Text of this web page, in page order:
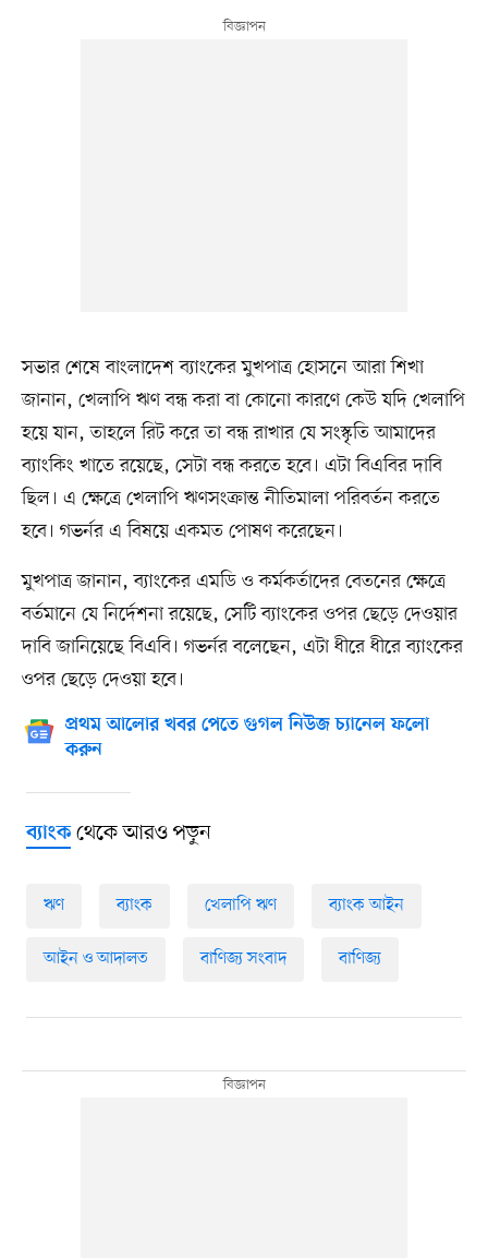
সভার শেষে বাংলাদেশ ব্যাংকের মুখপাত্র হোসনে আরা শিখা
জানান, খেলাপি ঋণ বন্ধ করা বা কোনো কারণে কেউ যদি খেলাপি
হয়ে যান, তাহলে রিট করে তা বন্ধ রাখার যে সংস্কৃতি আমাদের
ব্যাংকিং খাতে রয়েছে, সেটা বন্ধ করতে হবে। এটা বিএবির দাবি
ছিল। এ ক্ষেত্রে খেলাপি ঋণসংক্রান্ত নীতিমালা পরিবর্তন করতে
হবে। গভর্নর এ বিষয়ে একমত পোষণ করেছেন।
মুখপাত্র জানান, ব্যাংকের এমডি ও কর্মকর্তাদের বেতনের ক্ষেত্রে
বর্তমানে যে নির্দেশনা রয়েছে, সেটি ব্যাংকের ওপর ছেড়ে দেওয়ার
দাবি জানিয়েছে বিএবি। গভর্নর বলেছেন, এটা ধীরে ধীরে ব্যাংকের
ওপর ছেড়ে দেওয়া হবে।
প্রথম আলোর খবর পেতে গুগল নিউজ চ্যানেল ফলো
করুন
ব্যাংকথেকে আরও পড়ুন
ঋণ ব্যাংক খেলাপি ঋণ ব্যাংক আইন
আইন ও আদালত বাণিজ্য সংবাদ বাণিজ্য